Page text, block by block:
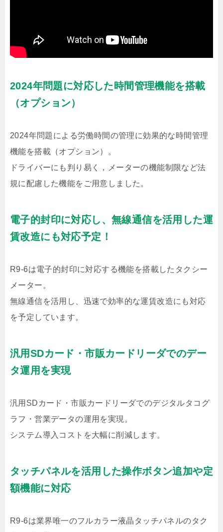
2024年問題に対応した時間管理機能を搭載
（オプション）
2024年問題による労働時間の管理に効果的な時間管理
機能を搭載（オプション）。
ドライバーにも判り易く，メーターの機能制限など法
規に配慮した機能をご用意しました。
電子的封印に対応し、無線通信を活用した運
賃改造にも対応予定！
R9-6は電子的封印に対応する機能を搭載したタクシー
メーター。
無線通信を活用し、迅速で効率的な運賃改造にも対応
を予定しています。
汎用SDカード・市販カードリーダでのデー
タ運用を実現
汎用SDカード・市販カードリーダでのデジタルタコグ
ラフ・営業データの運用を実現。
システム導入コストを大幅に削減します。
タッチパネルを活用した操作ボタン追加や定
額機能に対応
R9-6は業界唯一のフルカラー液晶タッチパネルのタク